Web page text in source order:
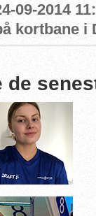
09-2014
kortbane i
de